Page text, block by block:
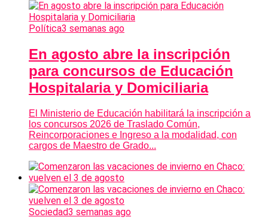
Política3 semanas ago
En agosto abre la inscripción
para concursos de Educación
Hospitalaria y Domiciliaria
El Ministerio de Educación habilitará la inscripción a
los concursos 2026 de Traslado Común,
Reincorporaciones e Ingreso a la modalidad, con
cargos de Maestro de Grado...
Sociedad3 semanas ago